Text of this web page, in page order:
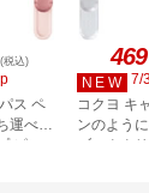
(税込)
ス ペ
運べる
ピン
469
NEW 7/
コクヨ キ
ンのよう
ブックク